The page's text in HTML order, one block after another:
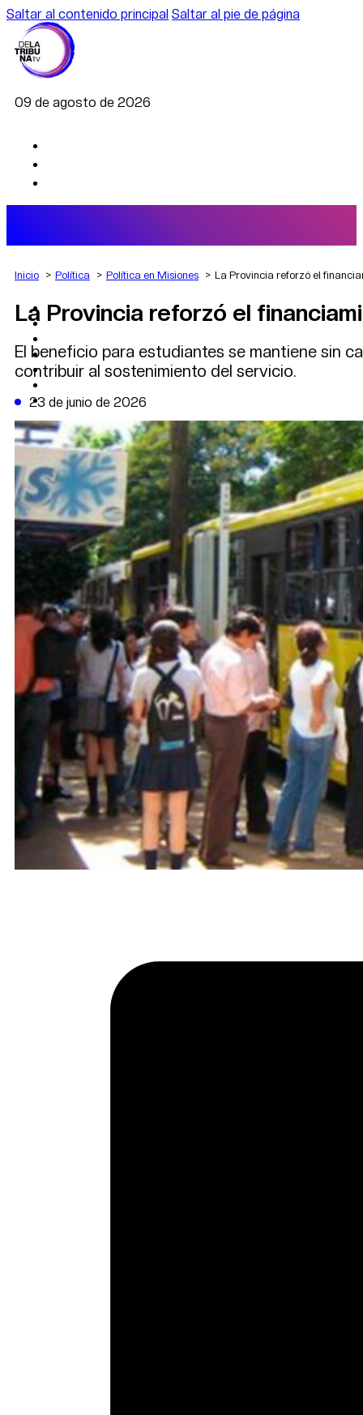
Saltar al contenido principal Saltar al pie de página
09 de agosto de 2026
AGRO
DEPORTES
POLÍTICA
CAMBIO CLIMÁTICO
DE LA TRIBUNA TV
Inicio Política Política en Misiones La Provincia reforzó el
La Provincia reforzó el
El beneficio para estudiantes se mantiene sin
contribuir al sostenimiento del servicio.
23 de junio de 2026